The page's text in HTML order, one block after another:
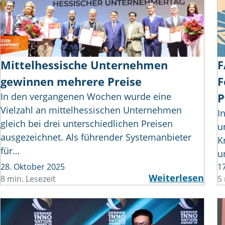
Mittelhessische Unternehmen
gewinnen mehrere Preise
In den vergangenen Wochen wurde eine
Vielzahl an mittelhessischen Unternehmen
gleich bei drei unterschiedlichen Preisen
ausgezeichnet. Als führender Systemanbieter
für…
28. Oktober 2025
8 min. Lesezeit
Weiterlesen
5